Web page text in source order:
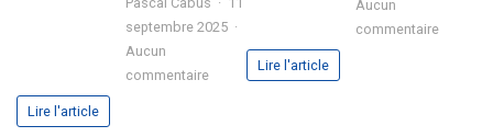
septembre 2025
Aucun
commentairesur
Lire l'article
Aucun
commentairesur
Lire l'article